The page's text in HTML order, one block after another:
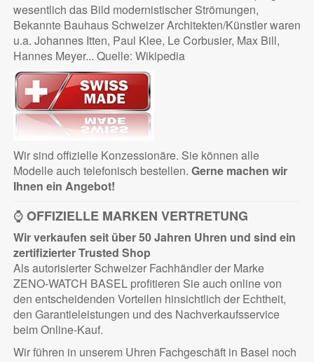
wesentlich das Bild modernistischer Strömungen,
Bekannte Bauhaus Schweizer Architekten/Künstler waren
u.a. Johannes Itten, Paul Klee, Le Corbusier, Max Bill,
Hannes Meyer... Quelle: Wikipedia
Wir sind offizielle Konzessionäre. Sie können alle
Modelle auch telefonisch bestellen. Gerne machen wir
Ihnen ein Angebot!
⌚OFFIZIELLE MARKEN VERTRETUNG
Wir verkaufen seit über 50 Jahren Uhren und sind ein
zertifizierterTrusted Shop
Als autorisierter Schweizer Fachhändler der Marke
ZENO-WATCH BASEL profitieren Sie auch online von
den entscheidenden Vorteilen hinsichtlich der Echtheit,
den Garantieleistungen und des Nachverkaufsservice
beim Online-Kauf.
Wir führen in unserem Uhren Fachgeschäft in Basel noch